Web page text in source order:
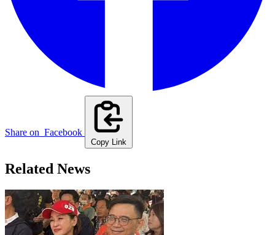
Share on Facebook
Copy Link
Related News